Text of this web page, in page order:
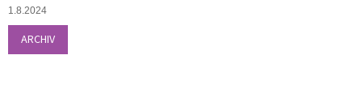
1.8.2024
ARCHIV